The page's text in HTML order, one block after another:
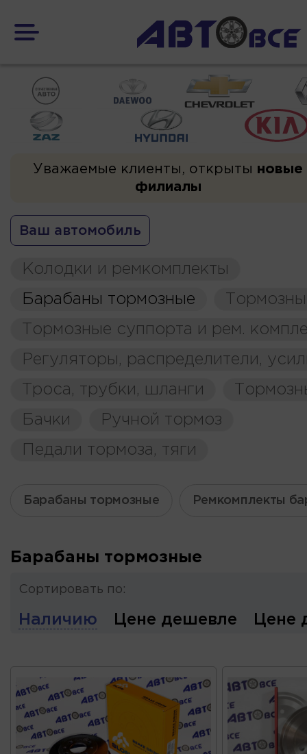
Уважаемые клиенты, открыты новые
филиалы
Ваш автомобиль
Колодки и ремкомплекты
Барабаны тормозные
Тормозные суппорта и рем.
Регуляторы, распределители,
Троса, трубки, шланги
Бачки
Ручной тормоз
Педали тормоза, тяги
Барабаны тормозные Ремкомплекты
Барабаны тормозные
Сортировать по:
Наличию Цене дешевле Цене